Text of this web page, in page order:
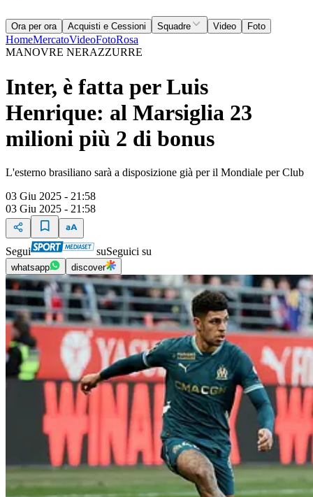
Ora per ora Acquisti e Cessioni Squadre Video Foto
HomeMercatoVideoFotoRosa
MANOVRE NERAZZURRE
Inter, è fatta per Luis
Henrique: al Marsiglia 23
milioni più 2 di bonus
L'esterno brasiliano sarà a disposizione già per il Mondiale per Club
03 Giu 2025 - 21:58
03 Giu 2025 - 21:58
Segui suSeguici su
whatsapp discover